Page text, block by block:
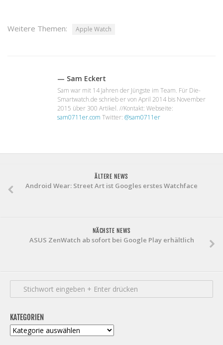
Weitere Themen: Apple Watch
— Sam Eckert
Sam war mit 14 Jahren der Jüngste im Team. Für Die-
Smartwatch.de schrieb er von April 2014 bis November
2015 über 300 Artikel. //Kontakt: Webseite:
sam0711er.com Twitter: @sam0711er
ÄLTERE NEWS
Android Wear: Street Art ist Googles erstes Watchface
NÄCHSTE NEWS
ASUS ZenWatch ab sofort bei Google Play erhältlich
KATEGORIEN
Kategorien